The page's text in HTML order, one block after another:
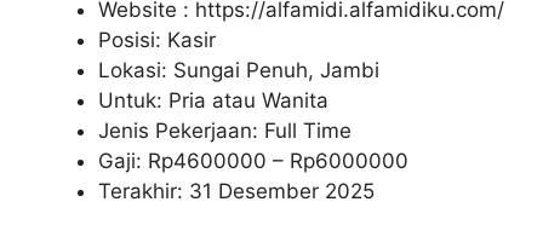
Website : https://alfamidi.alfamidiku.com/
Posisi: Kasir
Lokasi: Sungai Penuh, Jambi
Untuk: Pria atau Wanita
Jenis Pekerjaan: Full Time
Gaji: Rp4600000 – Rp6000000
Terakhir: 31 Desember 2025